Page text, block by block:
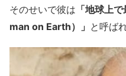
そのせいで彼は 「地球上
man on Earth）」 と呼ば